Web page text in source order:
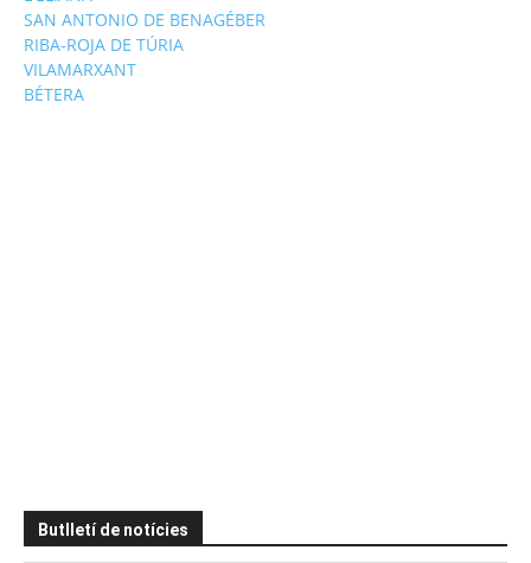
SAN ANTONIO DE BENAGÉBER
RIBA-ROJA DE TÚRIA
VILAMARXANT
BÉTERA
Butlletí de notícies